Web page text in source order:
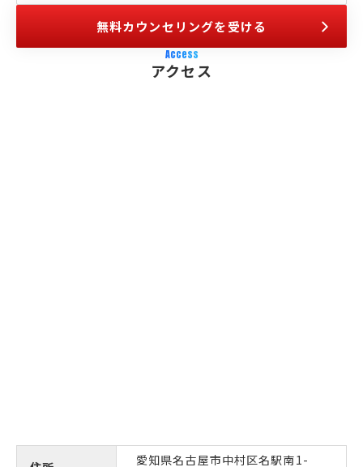
無料カウンセリングを受ける
Access
アクセス
愛知県名古屋市中村区名駅南1-